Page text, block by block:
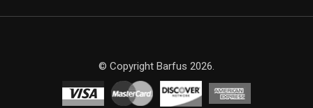
© Copyright Barfus 2026.